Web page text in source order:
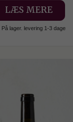
LÆS MERE
På lager. levering 1-3 dage